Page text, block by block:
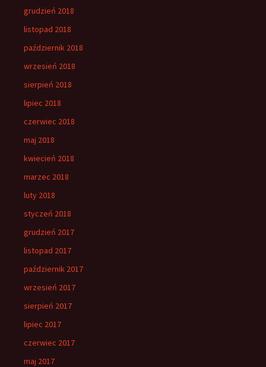
grudzień 2018
listopad 2018
październik 2018
wrzesień 2018
sierpień 2018
lipiec 2018
czerwiec 2018
maj 2018
kwiecień 2018
marzec 2018
luty 2018
styczeń 2018
grudzień 2017
listopad 2017
październik 2017
wrzesień 2017
sierpień 2017
lipiec 2017
czerwiec 2017
maj 2017